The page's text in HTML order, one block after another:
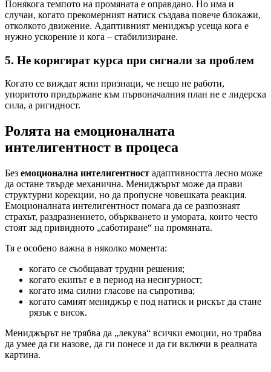
Понякога темпото на промяната е оправдано. Но има и
случаи, когато прекомерният натиск създава повече блокажи,
отколкото движение. Адаптивният мениджър усеща кога е
нужно ускорение и кога – стабилизиране.
5. Не коригират курса при сигнали за проблем
Когато се виждат ясни признаци, че нещо не работи,
упоритото придържане към първоначалния план не е лидерска
сила, а ригидност.
Ролята на емоционалната
интелигентност в процеса
Без емоционална интелигентност адаптивността лесно може
да остане твърде механична. Мениджърът може да прави
структурни корекции, но да пропусне човешката реакция.
Емоционалната интелигентност помага да се разпознаят
страхът, раздразнението, объркването и умората, които често
стоят зад привидното „саботиране“ на промяната.
Тя е особено важна в няколко момента:
когато се съобщават трудни решения;
когато екипът е в период на несигурност;
когато има силни гласове на съпротива;
когато самият мениджър е под натиск и рискът да стане
рязък е висок.
Мениджърът не трябва да „лекува“ всички емоции, но трябва
да умее да ги назове, да ги понесе и да ги включи в реалната
картина.